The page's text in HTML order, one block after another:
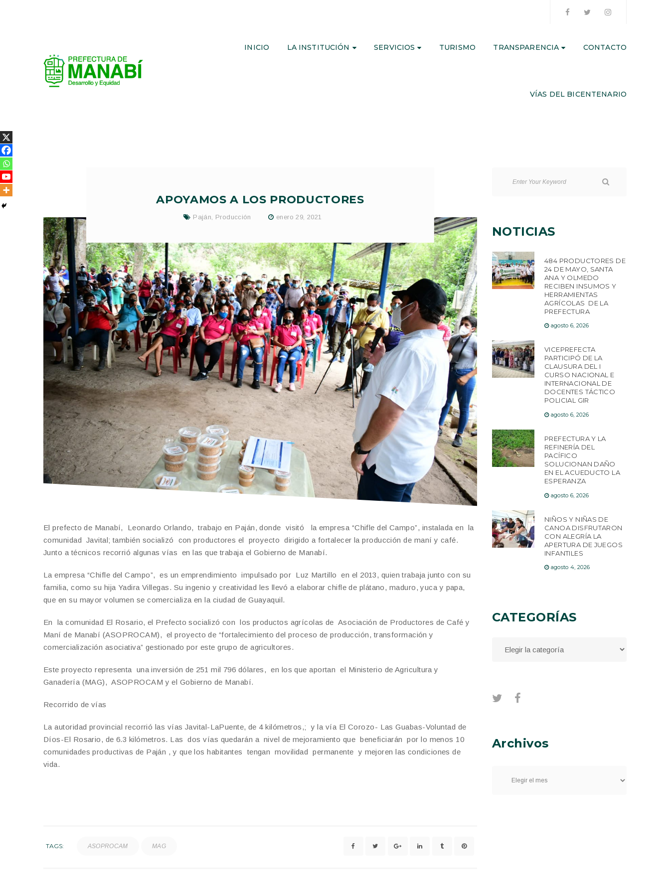
INICIO LA INSTITUCIÓN SERVICIOS TURISMO TRANSPARENCIA CONTACTO
VÍAS DEL BICENTENARIO
APOYAMOS A LOS PRODUCTORES
Paján, Producción enero 29, 2021
El prefecto de Manabí, Leonardo Orlando, trabajo en Paján, donde visitó la empresa “Chifle del Campo”, instalada en la
comunidad Javital; también socializó con productores el proyecto dirigido a fortalecer la producción de maní y café.
Junto a técnicos recorrió algunas vías en las que trabaja el Gobierno de Manabí.
La empresa “Chifle del Campo”, es un emprendimiento impulsado por Luz Martillo en el 2013, quien trabaja junto con su
familia, como su hija Yadira Villegas. Su ingenio y creatividad les llevó a elaborar chifle de plátano, maduro, yuca y papa,
que en su mayor volumen se comercializa en la ciudad de Guayaquil.
En la comunidad El Rosario, el Prefecto socializó con los productos agrícolas de Asociación de Productores de Café y
Maní de Manabí (ASOPROCAM), el proyecto de “fortalecimiento del proceso de producción, transformación y
comercialización asociativa” gestionado por este grupo de agricultores.
Este proyecto representa una inversión de 251 mil 796 dólares, en los que aportan el Ministerio de Agricultura y
Ganadería (MAG), ASOPROCAM y el Gobierno de Manabí.
Recorrido de vías
La autoridad provincial recorrió las vías Javital-LaPuente, de 4 kilómetros,; y la vía El Corozo- Las Guabas-Voluntad de
Díos-El Rosario, de 6.3 kilómetros. Las dos vías quedarán a nivel de mejoramiento que beneficiarán por lo menos 10
comunidades productivas de Paján , y que los habitantes tengan movilidad permanente y mejoren las condiciones de
vida.
TAGS: ASOPROCAM MAG
NOTICIAS
484 PRODUCTORES DE
24 DE MAYO, SANTA
ANA Y OLMEDO
RECIBEN INSUMOS Y
HERRAMIENTAS
AGRÍCOLAS DE LA
PREFECTURA
agosto 6, 2026
VICEPREFECTA
PARTICIPÓ DE LA
CLAUSURA DEL I
CURSO NACIONAL E
INTERNACIONAL DE
DOCENTES TÁCTICO
POLICIAL GIR
agosto 6, 2026
PREFECTURA Y LA
REFINERÍA DEL
PACÍFICO
SOLUCIONAN DAÑO
EN EL ACUEDUCTO LA
ESPERANZA
agosto 6, 2026
NIÑOS Y NIÑAS DE
CANOA DISFRUTARON
CON ALEGRÍA LA
APERTURA DE JUEGOS
INFANTILES
agosto 4, 2026
CATEGORÍAS
Archivos